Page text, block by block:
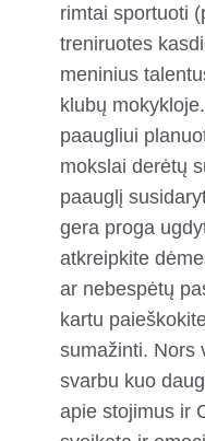
rimtai sportuoti
treniruotes
meninius
klubų
paaugliui
mokslai derėtų
paauglį
gera proga
atkreipkite
ar nebespėtų
kartu
sumažinti. Nors
svarbu kuo
apie stojimus ir